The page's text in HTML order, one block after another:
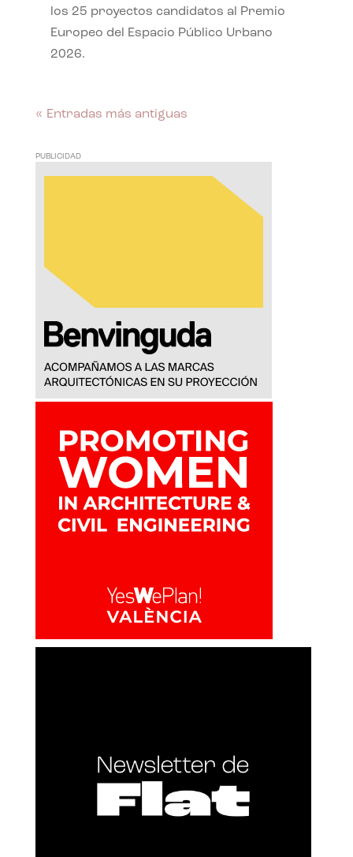
los 25 proyectos candidatos al Premio
Europeo del Espacio Público Urbano
2026.
« Entradas más antiguas
PUBLICIDAD